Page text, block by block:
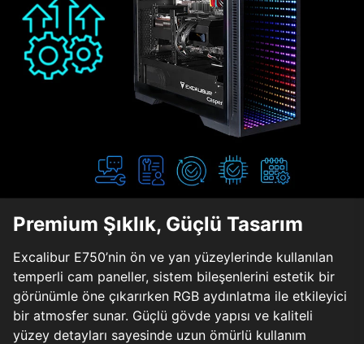
Premium Şıklık, Güçlü Tasarım
Excalibur E750’nin ön ve yan yüzeylerinde kullanılan
temperli cam paneller, sistem bileşenlerini estetik bir
görünümle öne çıkarırken RGB aydınlatma ile etkileyici
bir atmosfer sunar. Güçlü gövde yapısı ve kaliteli
yüzey detayları sayesinde uzun ömürlü kullanım